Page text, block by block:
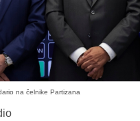
na čelnike Partizana